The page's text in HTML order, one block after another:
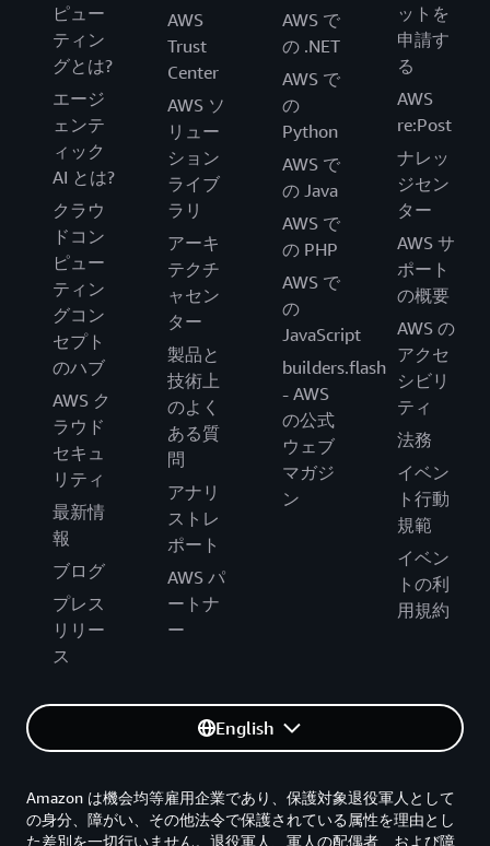
ピュー
ティン
グとは?
エージ
ェンテ
ィック
AI とは?
クラウ
ドコン
ピュー
ティン
グコン
セプト
のハブ
AWS ク
ラウド
セキュ
リティ
最新情
報
ブログ
プレス
リリー
ス
AWS
Trust
Center
AWS ソ
リュー
ション
ライブ
ラリ
アーキ
テクチ
ャセン
ター
製品と
技術上
のよく
ある質
問
アナリ
ストレ
ポート
AWS パ
ートナ
ー
AWS で
の .NET
AWS で
の
Python
AWS で
の Java
AWS で
の PHP
AWS で
の
JavaScript
builders.flash
- AWS
の公式
ウェブ
マガジ
ン
ットを
申請す
る
AWS
re:Post
ナレッ
ジセン
ター
AWS サ
ポート
の概要
AWS の
アクセ
シビリ
ティ
法務
イベン
ト行動
規範
イベン
トの利
用規約
English
Amazon は機会均等雇用企業であり、保護対象退役軍人として
の身分、障がい、その他法令で保護されている属性を理由とし
た差別を一切行いません。退役軍人、軍人の配偶者、および障